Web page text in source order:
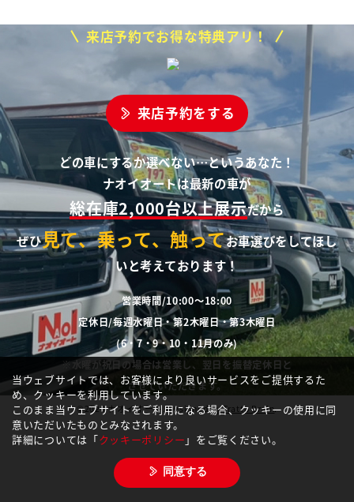
来店予約でお得な特典アリ！
来店予約をする
どの車にするか選べない…というあなた！
ナオイオートは最新の車が
総在庫2,000台以上展示だから
ぜひ見て、乗って、触ってお車選びをしてほし
いと考えております！
営業時間/10:00～18:00
定休日/毎週水曜日・第2木曜日・第3木曜日
(6・7・9・10・11月のみ)
※水曜が祝日の場合は営業し、翌日を振替定休日と
させていただきます。
©2020 ナオイオート. Designed byTratto Brain.
当ウェブサイトでは、お客様により良いサービスをご提供するた
め、クッキーを利用しています。
このまま当ウェブサイトをご利用になる場合、クッキーの使用に同
意いただいたものとみなされます。
詳細については「クッキーポリシー 」をご覧ください。
同意する